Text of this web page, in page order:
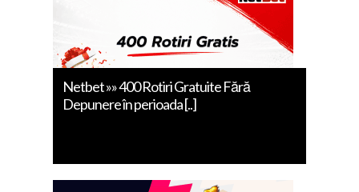
Netbet »» 400 Rotiri Gratuite Fără
Depunere în perioada [..]